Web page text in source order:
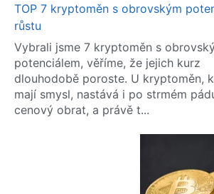
TOP 7 kryptoměn s obrovským
růstu
Vybrali jsme 7 kryptoměn s
potenciálem, věříme, že jejich kurz
dlouhodobě poroste. U kryptoměn,
mají smysl, nastává i po strmém
cenový obrat, a právě t...